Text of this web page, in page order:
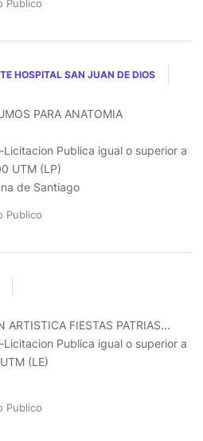
Publico
HOSPITAL SAN JUAN DE DIOS
PARA ANATOMIA
Licitacion Publica igual o superior a
UTM (LP)
de Santiago
Publico
ARTISTICA FIESTAS PATRIAS...
Licitacion Publica igual o superior a
(LE)
Publico